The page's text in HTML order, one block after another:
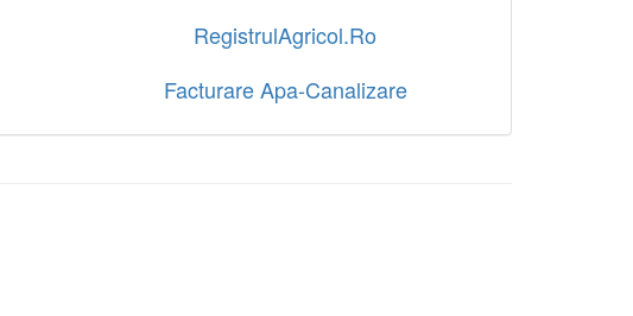
RegistrulAgricol.Ro
Facturare Apa-Canalizare